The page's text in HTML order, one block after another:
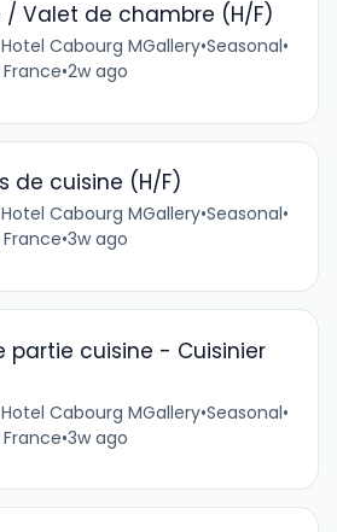
/ Valet de chambre (H/F)
Cabourg MGallery•Seasonal•
•2w ago
de cuisine (H/F)
Cabourg MGallery•Seasonal•
•3w ago
partie cuisine - Cuisinier
Cabourg MGallery•Seasonal•
•3w ago